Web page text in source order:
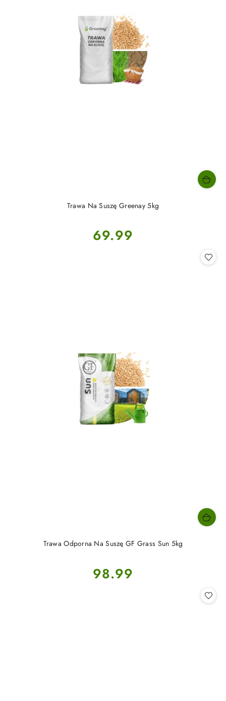
Trawa Na Suszę Greenay 5kg
Cena:
69.99
Trawa Odporna Na Suszę GF Grass Sun 5kg
Cena:
98.99